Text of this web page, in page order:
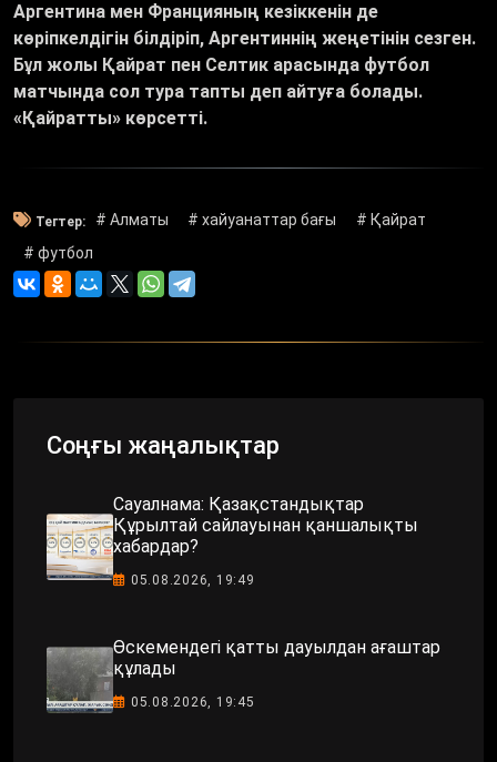
Аргентина мен Францияның кезіккенін де
көріпкелдігін білдіріп, Аргентиннің жеңетінін сезген.
Бұл жолы Қайрат пен Селтик арасында футбол
матчында сол тура тапты деп айтуға болады.
«Қайратты» көрсетті.
Тегтер: # Алматы # хайуанаттар бағы
# Қайрат
# футбол
Соңғы жаңалықтар
Сауалнама: Қазақстандықтар
Құрылтай сайлауынан қаншалықты
хабардар?
05.08.2026, 19:49
Өскемендегі қатты дауылдан ағаштар
құлады
05.08.2026, 19:45